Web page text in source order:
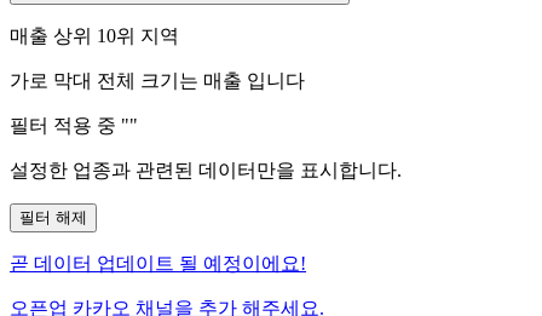
매출 상위 10위 지역
가로 막대 전체 크기는 매출 입니다
필터 적용 중 ""
설정한 업종과 관련된 데이터만을 표시합니다.
필터 해제
곧 데이터 업데이트 될 예정이에요!
오픈업 카카오 채널을 추가 해주세요.